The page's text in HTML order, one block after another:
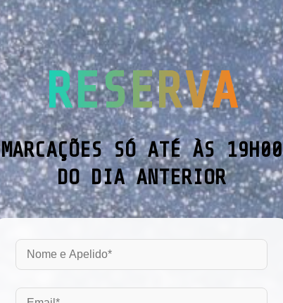
RESERVA
MARCAÇÕES SÓ ATÉ ÀS 19H00
DO DIA ANTERIOR